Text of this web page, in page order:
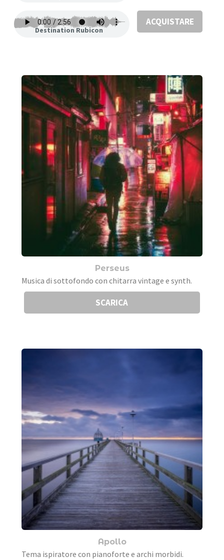
Destination Rubicon
ACQUISTARE
Perseus
Musica di sottofondo con chitarra vintage e synth.
SCARICA
Apollo
Tema ispiratore con pianoforte e archi morbidi.